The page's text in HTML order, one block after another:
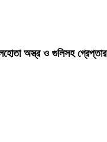
অস্ত্র ও গুলিসহ গ্রেপ্তার